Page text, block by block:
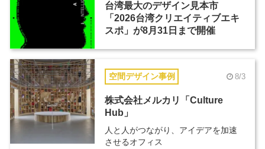
台湾最大のデザイン見本市
「2026台湾クリエイティブエキ
スポ」が8月31日まで開催
空間デザイン事例 8/3
株式会社メルカリ「Culture
Hub」
人と人がつながり、アイデアを加速
させるオフィス